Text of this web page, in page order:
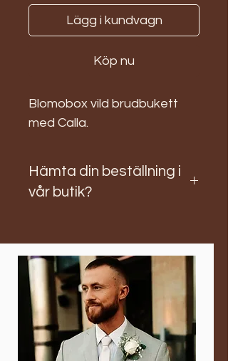
Lägg i kundvagn
Köp nu
Blomobox vild brudbukett
med Calla.
Hämta din beställning i
vår butik?
checkar ut och betalar för dina
blommor kan du välja "Upphämtning
i butik". Vi kontaktar dig och frågar
när det passar dig bäst att hämta
men du kan också kontakta oss via
sms till 0767806317 med uppgifterna
innan beställning för snabbare